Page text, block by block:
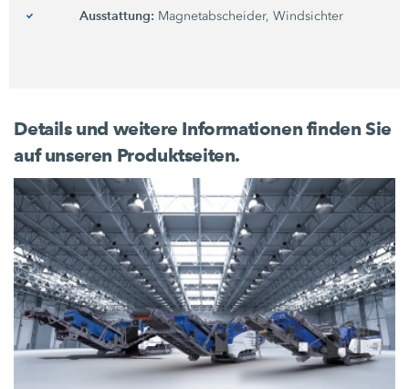
Ausstattung: Magnetabscheider, Windsichter
Details und weitere Informationen finden Sie
auf unseren Produktseiten.